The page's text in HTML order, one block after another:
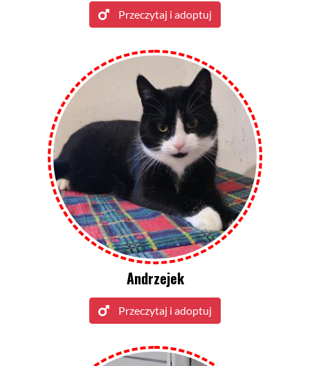
Przeczytaj i adoptuj
Andrzejek
Przeczytaj i adoptuj